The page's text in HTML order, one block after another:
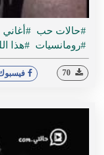
#حالات حب #أغاني
#رومانسيات #هذا